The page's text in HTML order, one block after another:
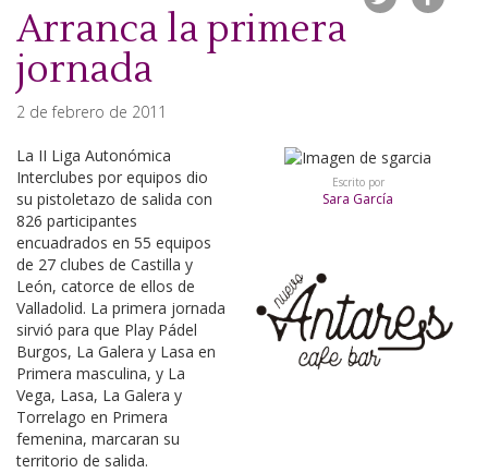
Arranca la primera
jornada
2 de febrero de 2011
Escrito por
Sara García
La II Liga Autonómica
Interclubes por equipos dio
su pistoletazo de salida con
826 participantes
encuadrados en 55 equipos
de 27 clubes de Castilla y
León, catorce de ellos de
Valladolid. La primera jornada
sirvió para que Play Pádel
Burgos, La Galera y Lasa en
Primera masculina, y La
Vega, Lasa, La Galera y
Torrelago en Primera
femenina, marcaran su
territorio de salida.